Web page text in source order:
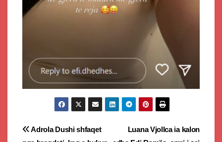
Post
Luana Vjollca ia kalon
Adrola Dushi shfaqet